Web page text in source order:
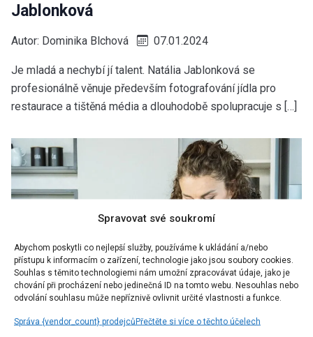
Spravovat své soukromí
Abychom poskytli co nejlepší služby, používáme k ukládání a/nebo
přístupu k informacím o zařízení, technologie jako jsou soubory cookies.
Souhlas s těmito technologiemi nám umožní zpracovávat údaje, jako je
chování při procházení nebo jedinečná ID na tomto webu. Nesouhlas nebo
odvolání souhlasu může nepříznivě ovlivnit určité vlastnosti a funkce.
Správa {vendor_count} prodejcůPřečtěte si více o těchto účelech
Jablonková
Autor: Dominika Blchová 07.01.2024
Je mladá a nechybí jí talent. Natália Jablonková se
profesionálně věnuje především fotografování jídla pro
restaurace a tištěná média a dlouhodobě spolupracuje s […]